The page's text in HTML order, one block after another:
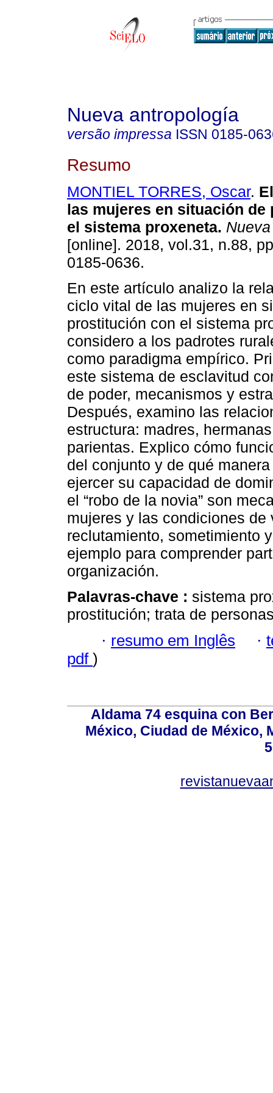
Nueva antropología
versão impressa ISSN 0185-
Resumo
MONTIEL TORRES, Oscar.
las mujeres en situación
el sistema proxeneta.
[online]. 2018, vol.31, n.88,
0185-0636.
En este artículo analizo la
ciclo vital de las mujeres en
prostitución con el sistema
considero a los padrotes
como paradigma empírico.
este sistema de esclavitud
de poder, mecanismos y
Después, examino las
estructura: madres,
parientas. Explico cómo
del conjunto y de qué
ejercer su capacidad de
el “robo de la novia” son
mujeres y las condiciones
reclutamiento, sometimiento
ejemplo para comprender
organización.
Palavras-chave : sistema
prostitución; trata de
· resumo em Inglês ·
pdf )
Aldama 74 esquina con
México, Ciudad de México,